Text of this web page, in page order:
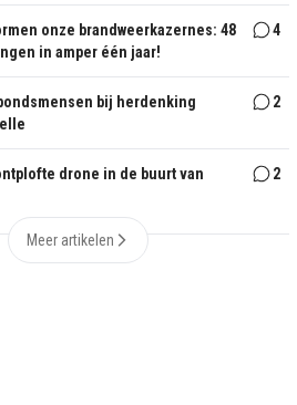
onze brandweerkazernes: 48
in amper één jaar!
4
bij herdenking
2
drone in de buurt van
2
Meer artikelen